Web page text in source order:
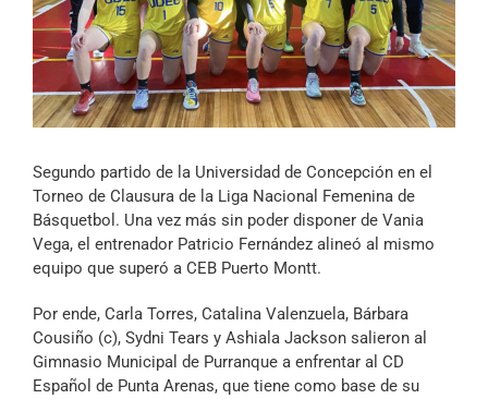
Música Clásica
Especiales
Archivo Sonoro
Segundo partido de la Universidad de Concepción en el
Torneo de Clausura de la Liga Nacional Femenina de
Básquetbol. Una vez más sin poder disponer de Vania
Vega, el entrenador Patricio Fernández alineó al mismo
equipo que superó a CEB Puerto Montt.
Por ende, Carla Torres, Catalina Valenzuela, Bárbara
Cousiño (c), Sydni Tears y Ashiala Jackson salieron al
Gimnasio Municipal de Purranque a enfrentar al CD
Español de Punta Arenas, que tiene como base de su